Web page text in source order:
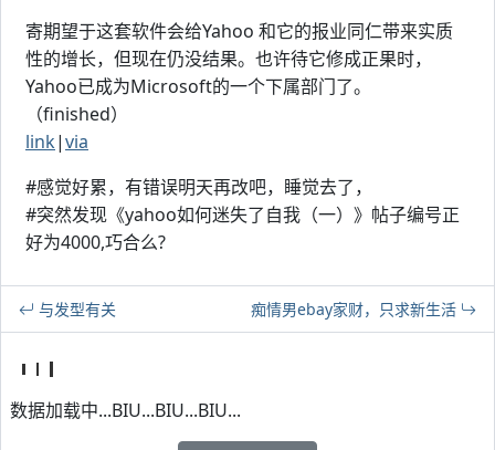
寄期望于这套软件会给Yahoo 和它的报业同仁带来实质
性的增长，但现在仍没结果。也许待它修成正果时，
Yahoo已成为Microsoft的一个下属部门了。
（finished）
link|via
#感觉好累，有错误明天再改吧，睡觉去了，
#突然发现《yahoo如何迷失了自我（一）》帖子编号正
好为4000,巧合么?
与发型有关 痴情男ebay家财，只求新生活
数据加载中...BIU...BIU...BIU...